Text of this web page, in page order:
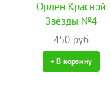
Орден Красной
Звезды №4
450 руб
+ В корзину